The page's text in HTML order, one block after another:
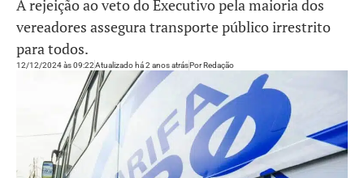
A rejeição ao veto do Executivo pela maioria dos
vereadores assegura transporte público irrestrito
para todos.
12/12/2024 às 09:22Atualizado há 2 anos atrásPorRedação